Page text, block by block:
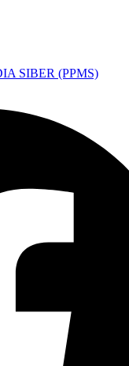
SIBER (PPMS)